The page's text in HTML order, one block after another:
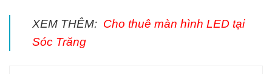
XEM THÊM: Cho thuê màn hình LED tại
Sóc Trăng